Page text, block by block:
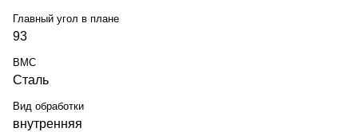
Главный угол в плане
93
BMC
Сталь
Вид обработки
внутренняя